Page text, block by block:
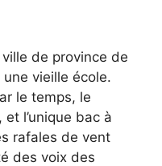
de province de
vieille école.
le temps, le
l’unique bac à
rafales de vent
des voix des